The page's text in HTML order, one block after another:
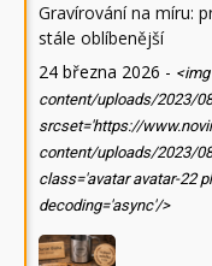
Gravírování na míru:
stále oblíbenější
24 března 2026 -
content/uploads/2023/
srcset='https://
content/uploads/2023/
class='avatar avatar-22
decoding='async'/>